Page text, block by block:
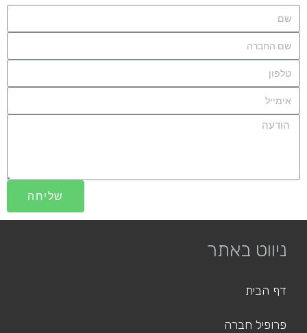
שליחה
ניווט באתר
דף הבית
פרופיל חברה